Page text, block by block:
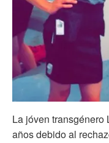
La jóven
años debido al